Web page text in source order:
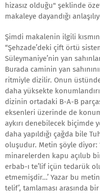
hizasız olduğu" şeklinde
makaleye dayandığı
Şimdi makalenin ilgili
“Şehzade’deki çift örtü
Süleymaniye’nin yan
Burada caminin yan
ritmiyle dizilir. Onun
daha yüksekte
dizinin ortadaki B-A-B
eksenleri üzerinde de
aykırı denebilecek
daha yapıldığı çağda bile
oluşudur. Metin şöyle diyor:
minarelerden kapu açılub
erbab-ı te’lif içün tedarük
etmemişdir…’ Yazar bu
telif’, tamlaması arasında